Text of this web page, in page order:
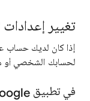
تغيير
لحسابك الشخصي
في تطبيق Google